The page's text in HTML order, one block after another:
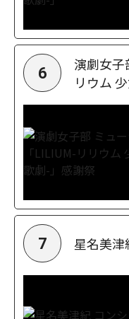
6
演劇女子
リウム
7 星名美津